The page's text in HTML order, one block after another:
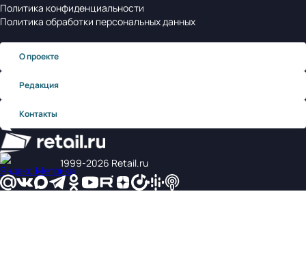
Политика конфиденциальности
Политика обработки персональных данных
О проекте
Редакция
Контакты
1999‑2026 Retail.ru